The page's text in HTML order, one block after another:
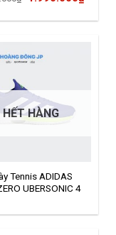
HẾT HÀNG
Tennis ADIDAS
UBERSONIC 4